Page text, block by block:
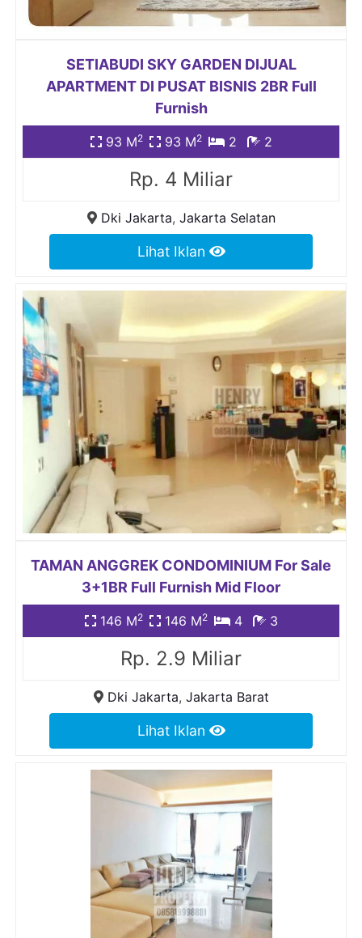
SETIABUDI SKY GARDEN DIJUAL
APARTMENT DI PUSAT BISNIS 2BR Full
Furnish
93 M2 93 M2 2 2
Rp. 4 Miliar
Dki Jakarta, Jakarta Selatan
Lihat Iklan
TAMAN ANGGREK CONDOMINIUM For Sale
3+1BR Full Furnish Mid Floor
146 M2 146 M2 4 3
Rp. 2.9 Miliar
Dki Jakarta, Jakarta Barat
Lihat Iklan